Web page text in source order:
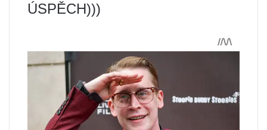
ÚSPĚCH)))